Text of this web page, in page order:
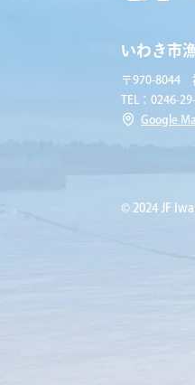
いわき市
〒970-8044
TEL：0246-
Google
© 2024 JF